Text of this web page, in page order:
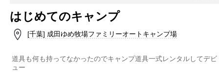
はじめてのキャンプ
[千葉] 成田ゆめ牧場ファミリーオートキャンプ場
道具も何も持ってなかったのでキャンプ道具一式レンタルしてデビ
ュー